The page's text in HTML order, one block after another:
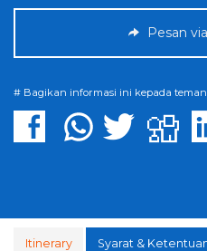
Pesan
# Bagikan informasi ini kepada
Itinerary Syarat &